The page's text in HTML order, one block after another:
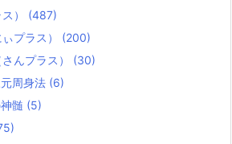
） (487)
プラス） (200)
んプラス） (30)
周身法 (6)
髄 (5)